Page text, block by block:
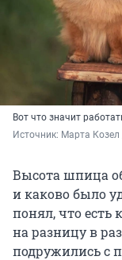
Вот что значит
Источник: Марта
Высота шпица
и каково было
понял, что есть
на разницу в
подружились с